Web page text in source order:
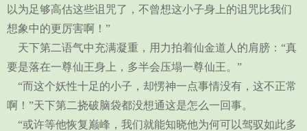
以为足够高估这些诅咒了，不曾想这小子身上的诅咒比我们
想象中的更厉害啊！”
天下第二语气中充满凝重，用力拍着仙金道人的肩膀：“真
要是落在一尊仙王身上，多半会压塌一尊仙王。”
“而这个妖性十足的小子，却愣神一点事情没有，这不正常
啊！”天下第二挠破脑袋都没想通这是怎么一回事。
“或许等他恢复巅峰，我们就能知晓他为何可以驾驭如此多